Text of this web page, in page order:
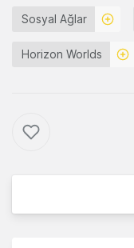
Sosyal Ağlar
Horizon Worlds